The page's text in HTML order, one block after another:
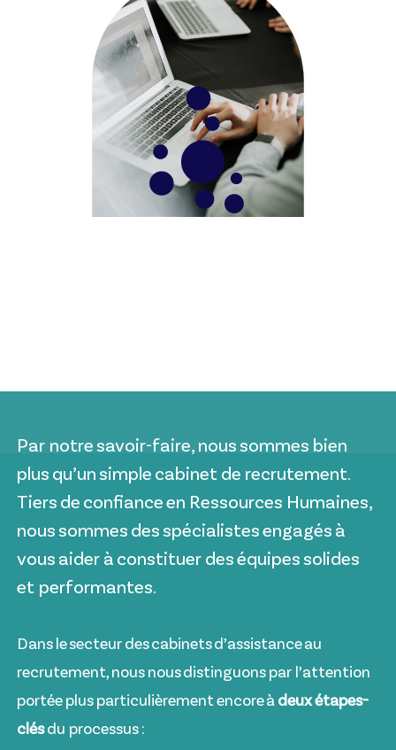
Par notre savoir-faire, nous sommes bien
plus qu’un simple cabinet de recrutement.
Tiers de confiance en Ressources Humaines,
nous sommes des spécialistes engagés à
vous aider à constituer des équipes solides
et performantes.
Dans le secteur des cabinets d’assistance au
recrutement, nous nous distinguons par l’attention
portée plus particulièrement encore à deux étapes-
clésdu processus :